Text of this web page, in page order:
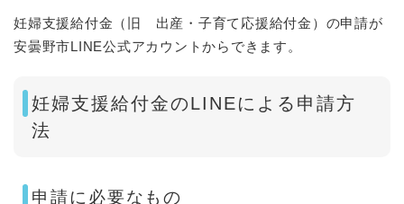
妊婦支援給付金（旧 出産・子育て応援給付金）の申請が
安曇野市LINE公式アカウントからできます。​​
妊婦支援給付金のLINEによる申請方
法
申請に必要なもの